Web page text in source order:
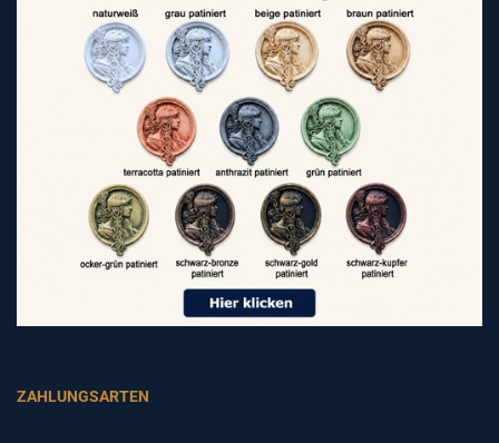
ZAHLUNGSARTEN